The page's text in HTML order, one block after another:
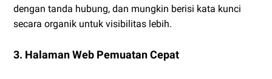
dengan tanda hubung, dan mungkin berisi kata kunci
secara organik untuk visibilitas lebih.
3. Halaman Web Pemuatan Cepat